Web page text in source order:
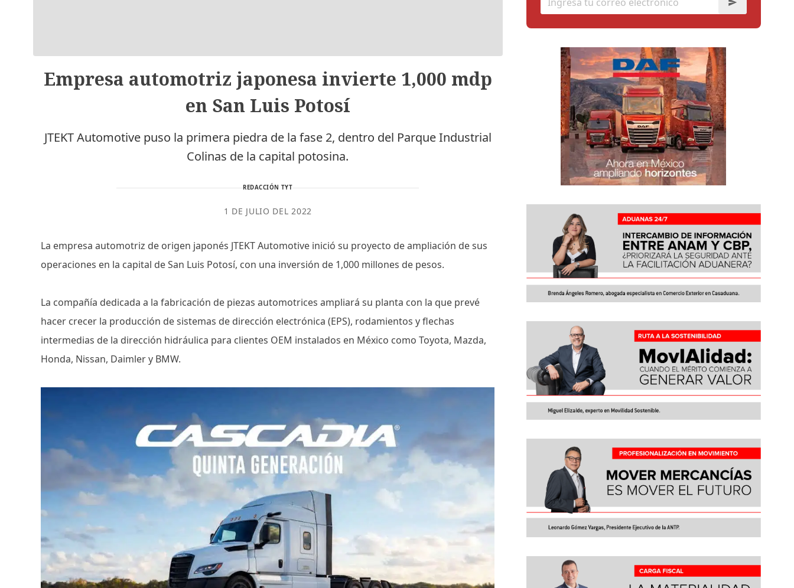
Empresa automotriz japonesa invierte 1,000 mdp
en San Luis Potosí
JTEKT Automotive puso la primera piedra de la fase 2, dentro del Parque Industrial
Colinas de la capital potosina.
REDACCIÓN TYT
1 DE JULIO DEL 2022
La empresa automotriz de origen japonés JTEKT Automotive inició su proyecto de ampliación de sus
operaciones en la capital de San Luis Potosí, con una inversión de 1,000 millones de pesos.
La compañía dedicada a la fabricación de piezas automotrices ampliará su planta con la que prevé
hacer crecer la producción de sistemas de dirección electrónica (EPS), rodamientos y flechas
intermedias de la dirección hidráulica para clientes OEM instalados en México como Toyota, Mazda,
Honda, Nissan, Daimler y BMW.